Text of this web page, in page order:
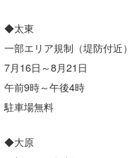
◆太東
一部エリア規制（堤防付近）
7月16日～8月21日
午前9時～午後4時
駐車場無料
◆大原